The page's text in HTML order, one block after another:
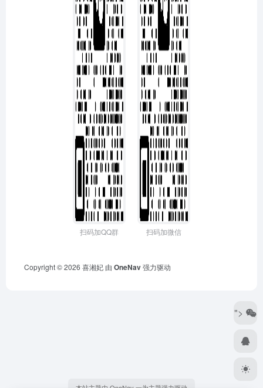
扫码加QQ群 扫码加微信
Copyright © 2026 喜湘妃 由 OneNav强力驱动
">